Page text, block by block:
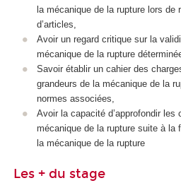
la mécanique de la rupture lors de
d’articles,
Avoir un regard critique sur la
mécanique de la rupture
Savoir établir un cahier des
grandeurs de la mécanique de la
normes associées,
Avoir la capacité d’approfondir les
mécanique de la rupture suite à la
la mécanique de la rupture
Les + du stage